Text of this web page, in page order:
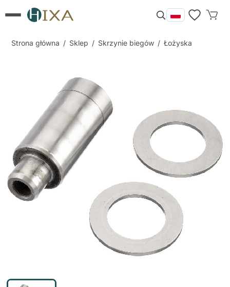
Strona główna / Sklep / Skrzynie biegów / Łożyska